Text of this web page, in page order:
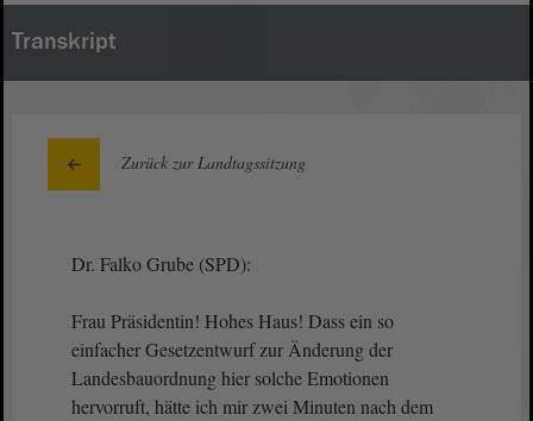
Transkript
Zurück zur Landtagssitzung
Dr. Falko Grube (SPD):
Frau Präsidentin! Hohes Haus! Dass ein so
einfacher Gesetzentwurf zur Änderung der
Landesbauordnung hier solche Emotionen
hervorruft, hätte ich mir zwei Minuten nach dem